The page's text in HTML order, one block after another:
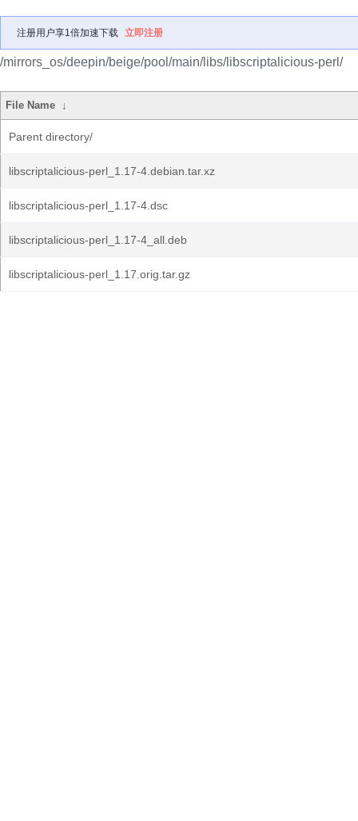
注册用户享1倍加速下载 立即注册
/mirrors_os/deepin/beige/pool/main/libs/libscriptalicious-perl/
File Name ↓
Parent directory/
libscriptalicious-perl_1.17-4.debian.tar.xz
libscriptalicious-perl_1.17-4.dsc
libscriptalicious-perl_1.17-4_all.deb
libscriptalicious-perl_1.17.orig.tar.gz